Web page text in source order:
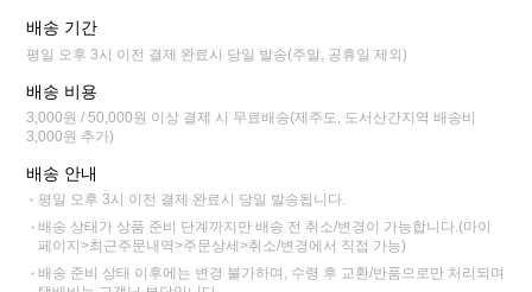
배송 기간
평일 오후 3시 이전 결제 완료시 당일 발송(주말, 공휴일 제외)
배송 비용
3,000원 / 50,000원 이상 결제 시 무료배송(제주도, 도서산간지역 배송비
3,000원 추가)
배송 안내
평일 오후 3시 이전 결제 완료시 당일 발송됩니다.
배송 상태가 상품 준비 단계까지만 배송 전 취소/변경이 가능합니다.(마이
페이지>최근주문내역>주문상세>취소/변경에서 직접 가능)
배송 준비 상태 이후에는 변경 불가하며, 수령 후 교환/반품으로만 처리되며